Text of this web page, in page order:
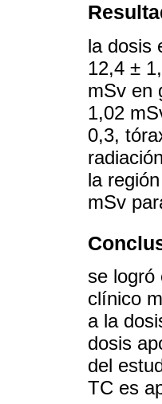
la dosis
12,4 ±
mSv en
1,02
0,3,
la
mSv
se logró
clínico
a la
dosis
del
TC es